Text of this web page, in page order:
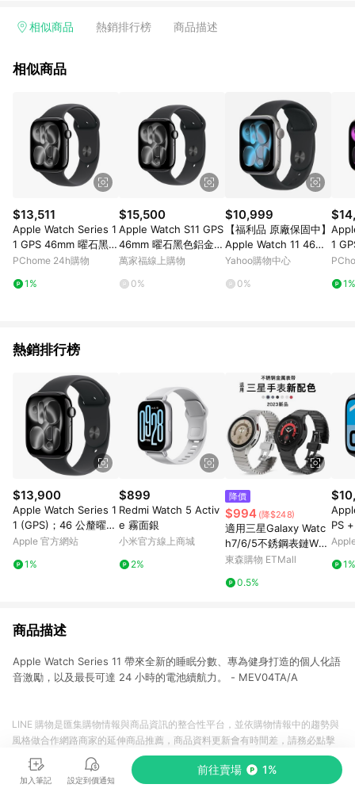
貨後3個工作日陸續發送交易訊息通知。 4. 點數將於廠商出貨
17e、MacBook Neo、Studio Display XDR 及 Studio Display、
包裝、Apple開發者計畫和運輸、Apple 員購商城、
AppleCare+服務單獨購買或在主產品發貨後購買。 6. 每種型號
都有終⽣回饋限额： a) iPhone、Mac、iPad、Watch、Vision、
Apple TV 及 HomePod : 每個型號6件 b) AirTag 1 件裝及
AirTag 配件: 每款32件 c) AirTag 4 件裝: 8份 d) AirPods 及其他
合資格配: 每款10件 本限額適用於Apple Store網站及APP所有購
買行為，超過限額將停止核發回饋 7. 若您購買符合贈點資格之商
品，且使用禮品卡付款，點數回饋將以扣除禮品卡後的實際付款
金額為回饋計算。 8. 國際商家之商品金額及回饋點數依據將以商
品未稅價格為準。 9. 2020/7/13 00:00起回饋點數以商品未稅價
格為準。 10. 若您的訂單內有多項商品且為分批出貨，「LINE購
物通知」僅會發送首批出貨的商品資訊，其餘商品資訊將於出貨
後三天顯示於「LINE購物後台>我的>我的訂單>已訂購」。 11.
相似商品 熱銷排行榜 商品描述
相似商品
$13,511
Apple Watch Series 1
1 GPS 46mm 曜石黑色
鋁金屬 錶殼搭配 黑色
PChome 24h購物
1%
$15,500
Apple Watch S11 GPS
46mm 曜石黑色鋁金屬
錶殼 搭黑色運動錶帶
用 (錶貼 & 錶套)
萬家福線上購物
0%
$10,999
【福利品 原廠保固中】
Apple Watch 11 46m
m GPS AL (鋁金屬錶
Yahoo購物中心
0%
1
鋁金
1%
熱銷排行榜
$13,900
Apple Watch Series 1
1 (GPS)；46 公釐曜石
黑色鋁金屬錶殼；黑色
Apple 官方網站
1%
$899
Redmi Watch 5 Activ
e 霧面銀
小米官方線上商城
2%
降價
$994 (降$248)
適用三星Galaxy Watc
h7/6/5不銹鋼表鏈Wat
ch4/5pro蝴蝶扣FE金
4 classic時尚配件sam
東森購物 ETMall
0.5%
PS
公釐
- S/1%
商品描述
Apple Watch Series 11 帶來全新的睡眠分數、專為健身打造的個人化語
音激勵，以及最長可達 24 小時的電池續航力。 - MEV04TA/A
加入筆記 設定到價通知
前往賣場 1%
LINE 購物是匯集購物情報與商品資訊的整合性平台，並依購物情報中的趨勢與
風格做合作網路商家的延伸商品推薦，商品資料更新會有時間差，請務必點擊
商品至各合作網路商家，確認現售價與購物條件，一切資訊以合作廠商網頁為
準。